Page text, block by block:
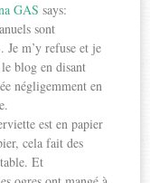
GAS says:
sont
Je m’y refuse et je
blog en disant
négligemment en
est en papier
cela fait des
Et